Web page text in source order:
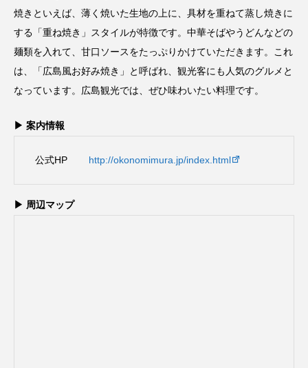
焼きといえば、薄く焼いた生地の上に、具材を重ねて蒸し焼きに
する「重ね焼き」スタイルが特徴です。中華そばやうどんなどの
麺類を入れて、甘口ソースをたっぷりかけていただきます。これ
は、「広島風お好み焼き」と呼ばれ、観光客にも人気のグルメと
なっています。広島観光では、ぜひ味わいたい料理です。
▶ 案内情報
公式HP http://okonomimura.jp/index.html
▶ 周辺マップ